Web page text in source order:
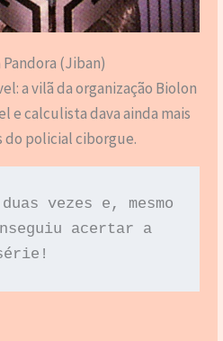
Pandora (Jiban)
a vilã da organização Biolon
e calculista dava ainda mais
do policial ciborgue.
vezes e, mesmo
acertar a